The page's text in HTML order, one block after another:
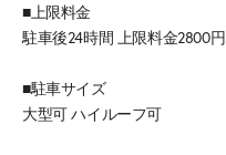
■上限料金
駐車後24時間 上限料金2800円
■駐車サイズ
大型可 ハイルーフ可